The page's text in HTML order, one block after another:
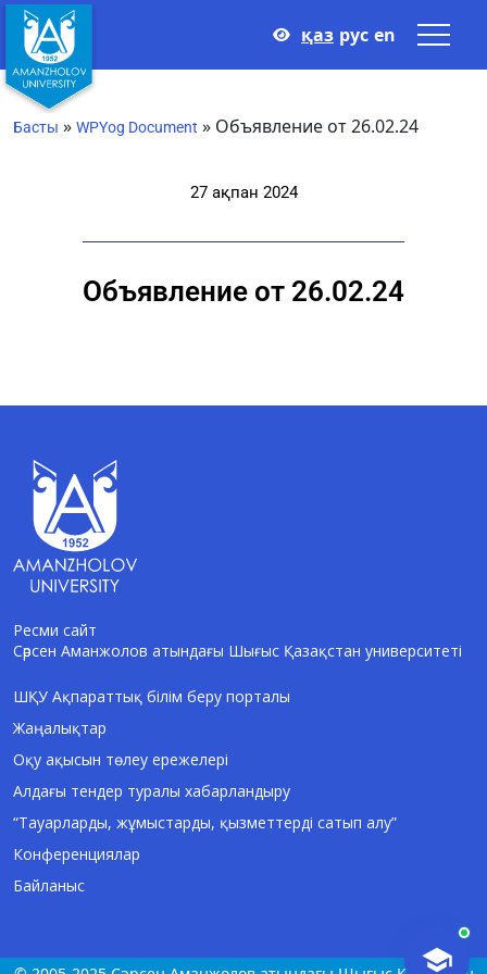
қаз рус en
Басты » WPYog Document » Объявление от 26.02.24
27 ақпан 2024
Объявление от 26.02.24
Ресми сайт
Сәрсен Аманжолов атындағы Шығыс Қазақстан университеті
ШҚУ Ақпараттық білім беру порталы
Жаңалықтар
Оқу ақысын төлеу ережелері
Алдағы тендер туралы хабарландыру
“Тауарларды, жұмыстарды, қызметтерді сатып алу”
Конференциялар
Байланыс
AI-Talapker
Сәлем! Мен AI-Talapker — Сәрсен
Аманжолов атындағы Шығыс Қазақстан
университеті (ШҚУ) көмекшісімін.
Бакалавриат, магистратура, докторантура